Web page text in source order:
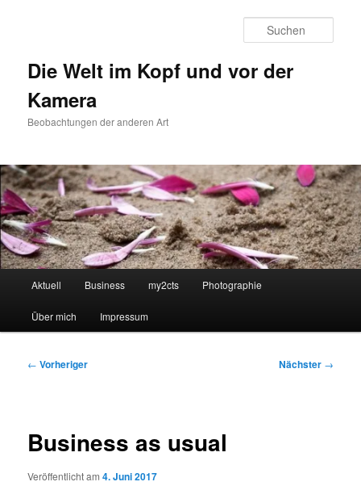
Die Welt im Kopf und vor der
Kamera
Beobachtungen der anderen Art
Aktuell Business my2cts Photographie
Über mich Impressum
Beitragsnavigation
← Vorheriger Nächster →
Business as usual
Veröffentlicht am4. Juni 2017